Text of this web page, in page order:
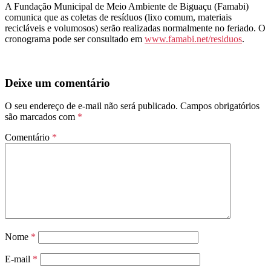
A Fundação Municipal de Meio Ambiente de Biguaçu (Famabi)
comunica que as coletas de resíduos (lixo comum, materiais
recicláveis e volumosos) serão realizadas normalmente no feriado. O
cronograma pode ser consultado em www.famabi.net/residuos.
Deixe um comentário
O seu endereço de e-mail não será publicado. Campos obrigatórios
são marcados com *
Comentário *
Nome *
E-mail *